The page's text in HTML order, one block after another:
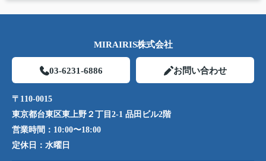
MIRAIRIS株式会社
03-6231-6886 お問い合わせ
〒110-0015
東京都台東区東上野２丁目2-1 品田ビル2階
営業時間： 10:00〜18:00
定休日： 水曜日